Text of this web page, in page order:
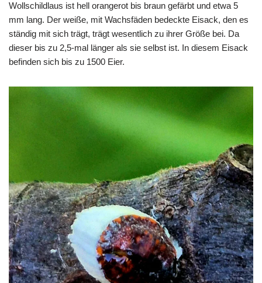
Wollschildlaus ist hell orangerot bis braun gefärbt und etwa 5
mm lang. Der weiße, mit Wachsfäden bedeckte Eisack, den es
ständig mit sich trägt, trägt wesentlich zu ihrer Größe bei. Da
dieser bis zu 2,5-mal länger als sie selbst ist. In diesem Eisack
befinden sich bis zu 1500 Eier.